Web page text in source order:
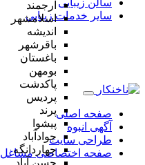
سالن زیبایی
سایر خدمات زیبایی
ارجمند
اسلامشهر
اندیشه
باقرشهر
باغستان
بومهن
پاکدشت
پردیس
پرند
پیشوا
جوادآباد
چهاردانگه
صفحه اصلی
آگهی انبوه
طراحی سایت
صفحه اختصاصی مشاغل